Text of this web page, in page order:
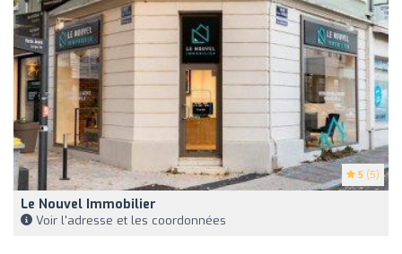
5 (5)
Le Nouvel Immobilier
Voir l'adresse et les coordonnées